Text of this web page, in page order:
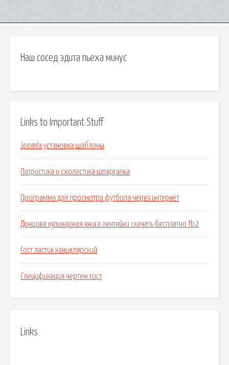
Наш сосед эдита пьеха минус
Links to Important Stuff
Joomla установка шаблоны
Патристика и схоластика шпаргалка
Программа для просмотра футбола через интернет
Донцова кулинарная книга лентяйки скачать бесплатно fb2
Гост ластик канцелярский
Спецификация чертеж гост
Links